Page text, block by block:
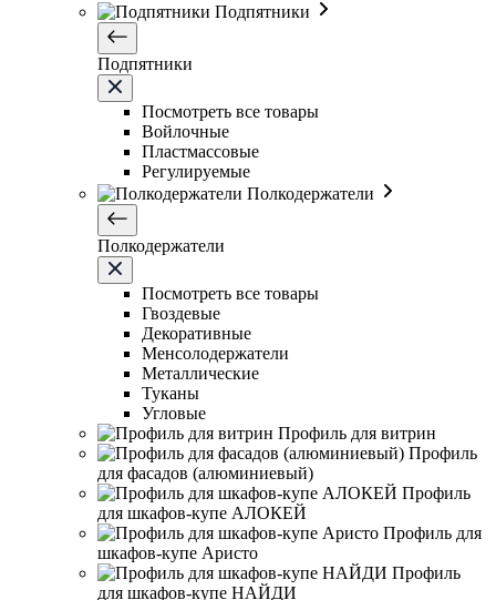
Подпятники
Подпятники
Посмотреть все товары
Войлочные
Пластмассовые
Регулируемые
Полкодержатели
Полкодержатели
Посмотреть все товары
Гвоздевые
Декоративные
Менсолодержатели
Металлические
Туканы
Угловые
Профиль для витрин
Профиль
для фасадов (алюминиевый)
Профиль
для шкафов-купе АЛОКЕЙ
Профиль для
шкафов-купе Аристо
Профиль
для шкафов-купе НАЙДИ